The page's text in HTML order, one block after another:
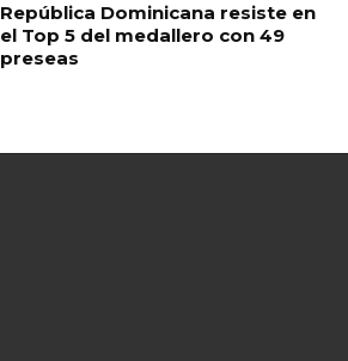
República Dominicana resiste en
el Top 5 del medallero con 49
preseas